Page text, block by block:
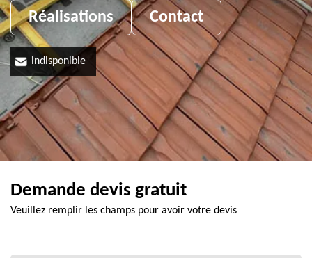
Réalisations Contact
indisponible
Demande devis gratuit
Veuillez remplir les champs pour avoir votre devis